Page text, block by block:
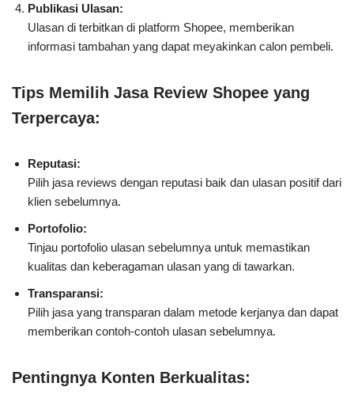
Publikasi Ulasan:
Ulasan di terbitkan di platform Shopee, memberikan
informasi tambahan yang dapat meyakinkan calon pembeli.
Tips Memilih Jasa Review Shopee yang
Terpercaya:
Reputasi:
Pilih jasa reviews dengan reputasi baik dan ulasan positif dari
klien sebelumnya.
Portofolio:
Tinjau portofolio ulasan sebelumnya untuk memastikan
kualitas dan keberagaman ulasan yang di tawarkan.
Transparansi:
Pilih jasa yang transparan dalam metode kerjanya dan dapat
memberikan contoh-contoh ulasan sebelumnya.
Pentingnya Konten Berkualitas: